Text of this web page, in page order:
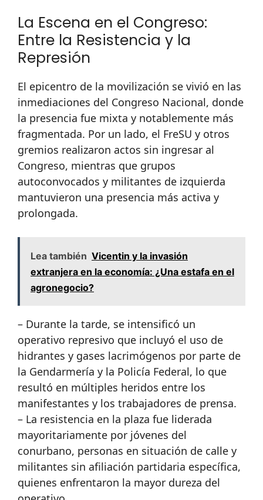
La Escena en el Congreso:
Entre la Resistencia y la
Represión
El epicentro de la movilización se vivió en las
inmediaciones del Congreso Nacional, donde
la presencia fue mixta y notablemente más
fragmentada. Por un lado, el FreSU y otros
gremios realizaron actos sin ingresar al
Congreso, mientras que grupos
autoconvocados y militantes de izquierda
mantuvieron una presencia más activa y
prolongada.
Lea también Vicentin y la invasión
extranjera en la economía: ¿Una estafa en el
agronegocio?
– Durante la tarde, se intensificó un
operativo represivo que incluyó el uso de
hidrantes y gases lacrimógenos por parte de
la Gendarmería y la Policía Federal, lo que
resultó en múltiples heridos entre los
manifestantes y los trabajadores de prensa.
– La resistencia en la plaza fue liderada
mayoritariamente por jóvenes del
conurbano, personas en situación de calle y
militantes sin afiliación partidaria específica,
quienes enfrentaron la mayor dureza del